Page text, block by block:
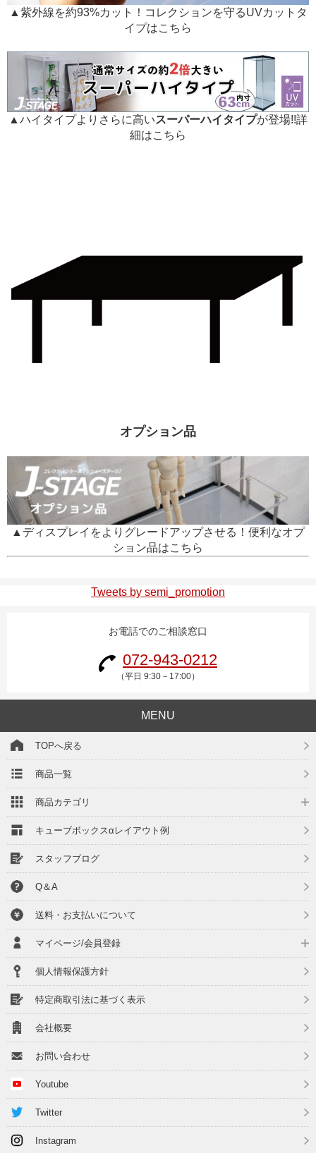
▲紫外線を約93%カット！コレクションを守るUVカットタ
イプはこちら
▲ハイタイプよりさらに高いスーパーハイタイプが登場!!詳
細はこちら
オプション品
▲ディスプレイをよりグレードアップさせる！便利なオプ
ション品はこちら
Tweets by semi_promotion
お電話でのご相談窓口
072-943-0212
（平日 9:30－17:00）
MENU
TOPへ戻る
商品一覧
商品カテゴリ
キューブボックスαレイアウト例
スタッフブログ
Q＆A
送料・お支払いについて
マイページ/会員登録
個人情報保護方針
特定商取引法に基づく表示
会社概要
お問い合わせ
Youtube
Twitter
Instagram